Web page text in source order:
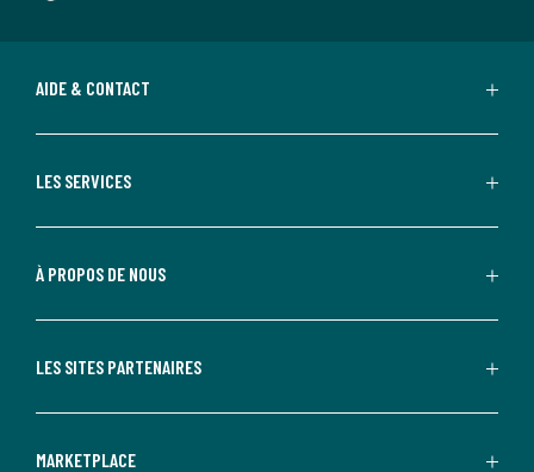
AIDE & CONTACT
LES SERVICES
À PROPOS DE NOUS
LES SITES PARTENAIRES
MARKETPLACE